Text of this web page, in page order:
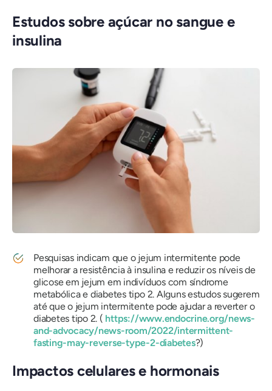
Estudos sobre açúcar no sangue e
insulina
Pesquisas indicam que o jejum intermitente pode
melhorar a resistência à insulina e reduzir os níveis de
glicose em jejum em indivíduos com síndrome
metabólica e diabetes tipo 2. Alguns estudos sugerem
até que o jejum intermitente pode ajudar a reverter o
diabetes tipo 2. ( https://www.endocrine.org/news-
and-advocacy/news-room/2022/intermittent-
fasting-may-reverse-type-2-diabetes?)
Impactos celulares e hormonais